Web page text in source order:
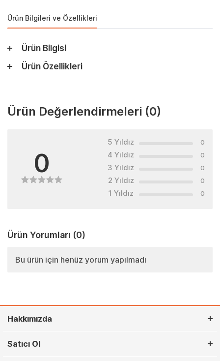
Ürün Bilgileri ve Özellikleri
Ürün Bilgisi
Ürün Özellikleri
Ürün Değerlendirmeleri (0)
0
5 Yıldız 0
4 Yıldız 0
3 Yıldız 0
2 Yıldız 0
1 Yıldız 0
Ürün Yorumları (0)
Bu ürün için henüz yorum yapılmadı
Hakkımızda
Satıcı Ol